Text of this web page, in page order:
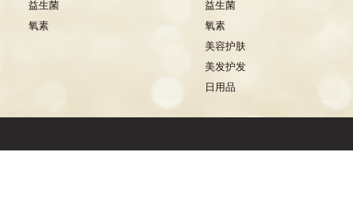
益生菌
氧素
益生菌
氧素
美容护肤
美发护发
日用品